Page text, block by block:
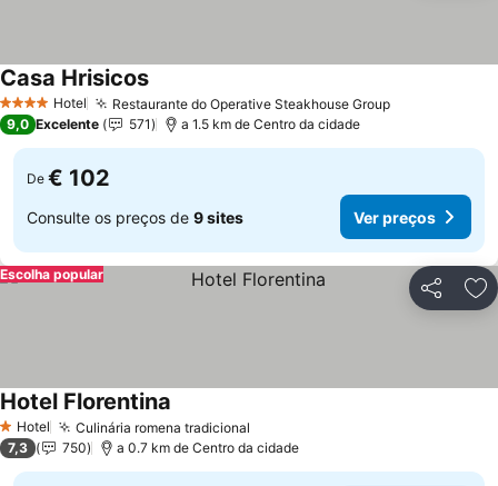
4 EstrelasHotel Restaurante do Operative Steakhouse GroupVer preços
Casa HrisicosVer preços
9,0 Excelente 571 a 1.5 km de Centro da cidade
De € 102
Consulte os preços de 9 sites Ver preços
Partilhar
Escolha popular
1 Estrelas
Hotel Culinária romena tradicional
Hotel Florentina
7,3 750 a 0.7 km de Centro da cidade